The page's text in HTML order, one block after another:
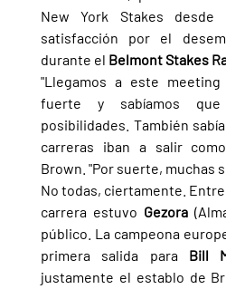
New York Stakes
satisfacción por el
durante el Belmont Stakes
"Llegamos a este
fuerte y sabíamos que
posibilidades. También
carreras iban a salir
Brown. "Por suerte, muchas
No todas, ciertamente.
carrera estuvo Gezora
público. La campeona
primera salida para Bill
justamente el establo de